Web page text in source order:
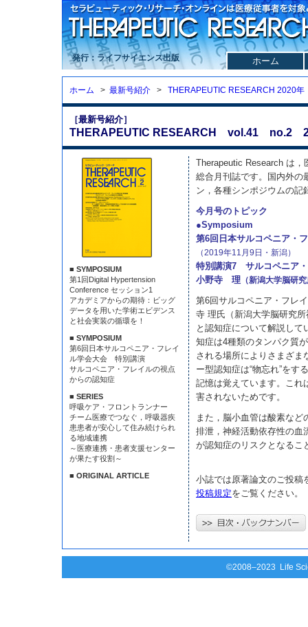
発行：ライフサイエンス出版 ホーム
ホーム > 最新号紹介 > THERAPEUTIC RESEARCH 2020年
［最新号紹介］
THERAPEUTIC RESEARCH vol.41 no.2
■ SYMPOSIUM
第1回Digital Hypertension
Conference セッション1
アカデミアからの期待：ビッグ
データを用いた学術エビデンス
と社会実装の循環を！
■ SYMPOSIUM
第6回日本サルコペニア・フレイ
ル学会大会 特別講演
サルコペニア・フレイルの視点
からの認知症
■ SERIES
呼吸ケア・フロントランナー
チーム医療でつなぐ，呼吸器疾
患患者が安心して住み続けられ
る地域連携
～医療連携・患者支援センター
が果たす役割～
■ ORIGINAL ARTICLE
Therapeutic Research は
総合月刊誌です。国内外の
ン，各種シンポジウムの記
今月号のトピック
●Symposium
第6回日本サルコペニア・
（2019年11月9日・新潟）
特別講演7 サルコペニア
小野寺 理 （新潟大学脳研
第6回サルコペニア・フレ
寺 理氏（新潟大学脳研究
と認知症について解説して
知症は4種類のタンパク質
される場所によりさまざま
ー型認知症は“物忘れ”をす
記憶は覚えています。これ
害されないためです。
また，脳小血管は酸素など
排泄，神経活動依存性の血
が認知症のリスクとなるこ
小誌では原著論文のご投稿
投稿規定をご覧ください。
©2008–2023 Life